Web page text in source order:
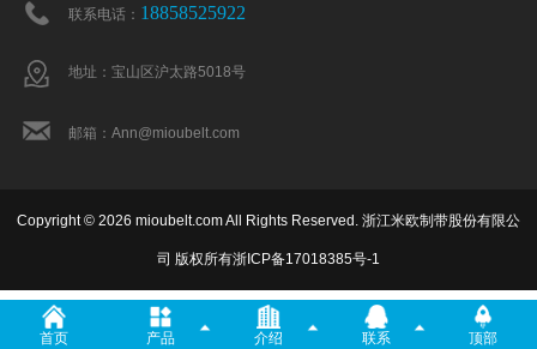
联系电话： 18858525922
地址：宝山区沪太路5018号
邮箱：Ann@mioubelt.com
Copyright © 2026 mioubelt.com All Rights Reserved. 浙江米欧制带股份有限公
司 版权所有浙ICP备17018385号-1
首页 产品 介绍 联系 顶部